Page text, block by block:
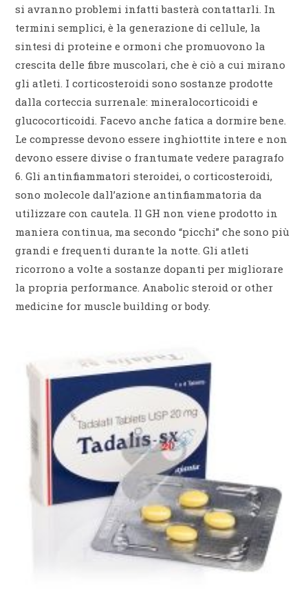
si avranno problemi infatti basterà contattarli. In
termini semplici, è la generazione di cellule, la
sintesi di proteine e ormoni che promuovono la
crescita delle fibre muscolari, che è ciò a cui mirano
gli atleti. I corticosteroidi sono sostanze prodotte
dalla corteccia surrenale: mineralocorticoidi e
glucocorticoidi. Facevo anche fatica a dormire bene.
Le compresse devono essere inghiottite intere e non
devono essere divise o frantumate vedere paragrafo
6. Gli antinfiammatori steroidei, o corticosteroidi,
sono molecole dall’azione antinfiammatoria da
utilizzare con cautela. Il GH non viene prodotto in
maniera continua, ma secondo “picchi” che sono più
grandi e frequenti durante la notte. Gli atleti
ricorrono a volte a sostanze dopanti per migliorare
la propria performance. Anabolic steroid or other
medicine for muscle building or body.